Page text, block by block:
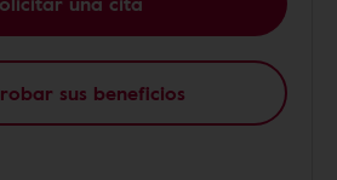
sus beneficios